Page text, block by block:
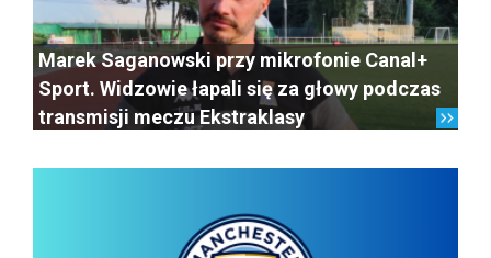
Marek Saganowski przy mikrofonie Canal+
Sport. Widzowie łapali się za głowy podczas
transmisji meczu Ekstraklasy